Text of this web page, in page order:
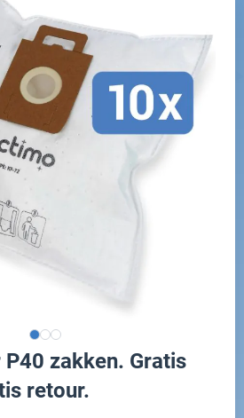
zakken. Gratis
retour.